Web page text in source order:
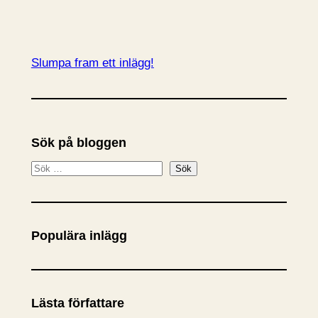
Slumpa fram ett inlägg!
Sök på bloggen
S
k
Sök
Populära inlägg
Lästa författare